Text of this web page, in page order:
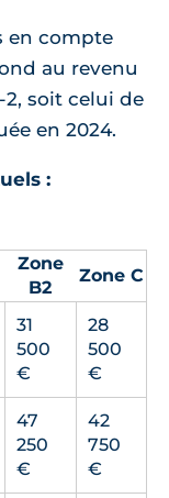
en compte
au revenu
2, soit celui de
en 2024.
:
Zone
B2
Zone C
31
500
€
28
500
€
47
250
€
42
750
€